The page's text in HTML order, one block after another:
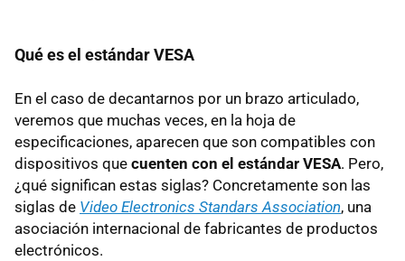
Qué es el estándar VESA
En el caso de decantarnos por un brazo articulado,
veremos que muchas veces, en la hoja de
especificaciones, aparecen que son compatibles con
dispositivos que cuenten con el estándar VESA. Pero,
¿qué significan estas siglas? Concretamente son las
siglas de Video Electronics Standars Association, una
asociación internacional de fabricantes de productos
electrónicos.